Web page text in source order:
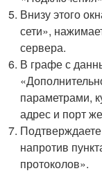
Внизу этого
сети»,
сервера.
В графе с
параметрами,
адрес и порт
напротив
протоколов».